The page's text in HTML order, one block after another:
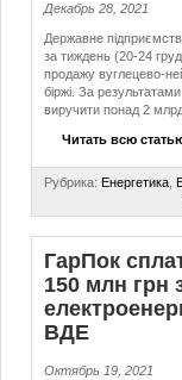
Декабрь 28, 2021
Державне
за тиждень (20-24
продажу вуглецево-
біржі. За
виручити понад 2 млрд
Читать всю
Рубрика: Енергетика
ГарПок
150 млн грн
ВДЕ
Октябрь 19, 2021